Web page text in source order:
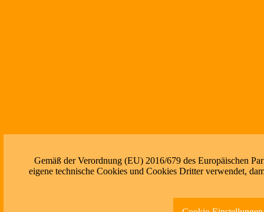
Gemäß der Verordnung (EU) 2016/679 des Europäischen
eigene technische Cookies und Cookies Dritter verwendet,